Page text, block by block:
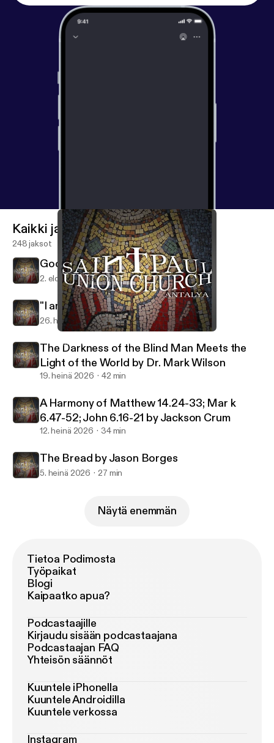
Saint Paul Union Church
Kaikki jaksot
248 jaksot
Good Shepherd by Jackson Crum
2. elo 2026 31 min
"I am the Gate" by Richard Welch
26. heinä 2026 24 min
The Darkness of the Blind Man Meets the
Light of the World by Dr. Mark Wilson
19. heinä 2026 42 min
A Harmony of Matthew 14.24-33; Mar k
6.47-52; John 6.16-21 by Jackson Crum
12. heinä 2026 34 min
The Bread by Jason Borges
5. heinä 2026 27 min
Näytä enemmän
Tietoa Podimosta
Työpaikat
Blogi
Kaipaatko apua?
Podcastaajille
Kirjaudu sisään podcastaajana
Podcastaajan FAQ
Yhteisön säännöt
Kuuntele iPhonella
Kuuntele Androidilla
Kuuntele verkossa
Instagram